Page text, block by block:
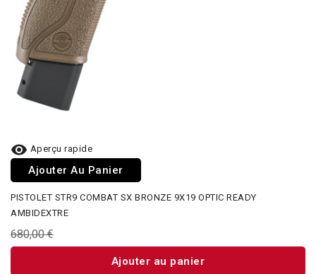
 Aperçu rapide
Ajouter Au Panier
PISTOLET STR9 COMBAT SX BRONZE 9X19 OPTIC READY
AMBIDEXTRE
680,00 €
Ajouter au panier